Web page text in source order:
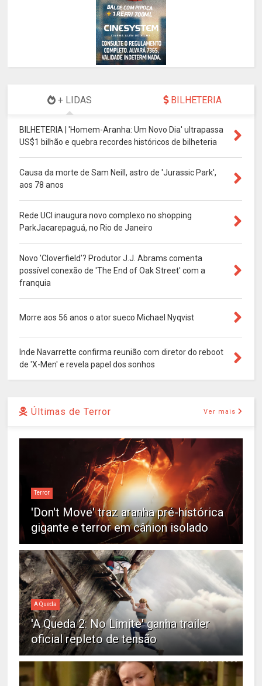
+ LIDAS BILHETERIA
BILHETERIA | 'Homem-Aranha: Um Novo Dia' ultrapassa
US$1 bilhão e quebra recordes históricos de bilheteria
Causa da morte de Sam Neill, astro de 'Jurassic Park',
aos 78 anos
Rede UCI inaugura novo complexo no shopping
ParkJacarepaguá, no Rio de Janeiro
Novo 'Cloverfield'? Produtor J.J. Abrams comenta
possível conexão de 'The End of Oak Street' com a
franquia
Morre aos 56 anos o ator sueco Michael Nyqvist
Inde Navarrette confirma reunião com diretor do reboot
de 'X-Men' e revela papel dos sonhos
Últimas de Terror Ver mais
Terror
'Don't Move' traz aranha pré-histórica
gigante e terror em cânion isolado
A Queda
'A Queda 2: No Limite' ganha trailer
oficial repleto de tensão